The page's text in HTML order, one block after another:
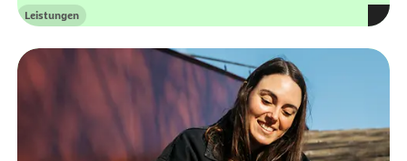
Kategorie
Leistungen